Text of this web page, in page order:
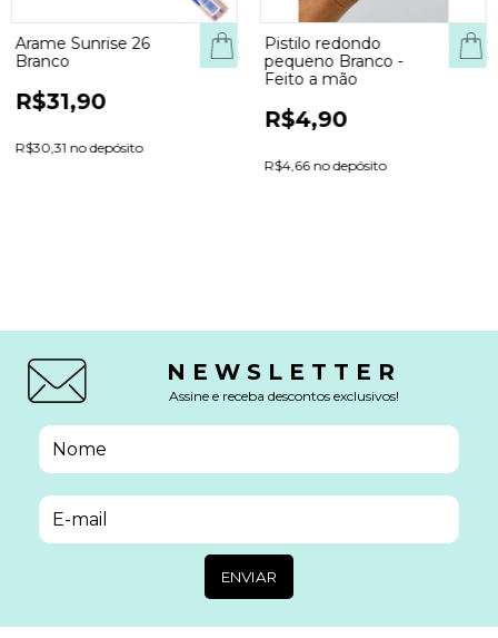
Arame Sunrise 26
Branco
R$31,90
R$30,31 no depósito
Pistilo redondo
pequeno Branco -
Feito a mão
R$4,90
R$4,66 no depósito
NEWSLETTER
Assine e receba descontos exclusivos!